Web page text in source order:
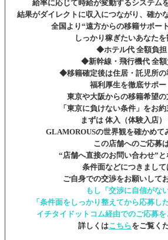
給率に応じて時給が変動するシステム
結果がダイレクトに収入につながり、確か
全国より“遠方からの移籍サポー
しっかり稼ぎたいあなたを
◆ホテル代 全額負担
◆新幹線・飛行機代 全額
◆移籍確定後は住居・託児所の
福利厚生を徹底サポー
東京や大阪からの移籍希望の
「東京に負けない条件」をお約
まずは 体入（体験入店）
GLAMOROUSの世界観を確かめて
この店舗へのご応募
“店舗へ直接のお問い合わせ”と
条件面などにつきまして
ご自身での交渉をお願いして
もし「交渉に自信がない
「条件面をしっかり整えてから応募し
イチタイドットコム経由でのご応募を
詳しくはこちらをご覧く